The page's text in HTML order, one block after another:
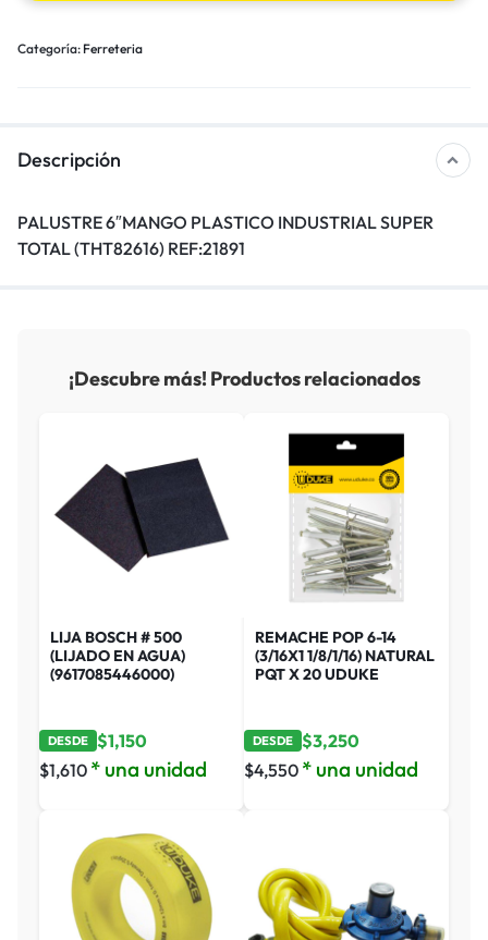
Categoría: Ferreteria
Descripción
PALUSTRE 6″MANGO PLASTICO INDUSTRIAL SUPER
TOTAL (THT82616) REF:21891
¡Descubre más! Productos relacionados
LIJA BOSCH # 500
(LIJADO EN AGUA)
(9617085446000)
DESDE $1,150
$1,610 * una unidad
REMACHE POP 6-14
(3/16X1 1/8/1/16) NATURAL
PQT X 20 UDUKE
DESDE $3,250
$4,550 * una unidad